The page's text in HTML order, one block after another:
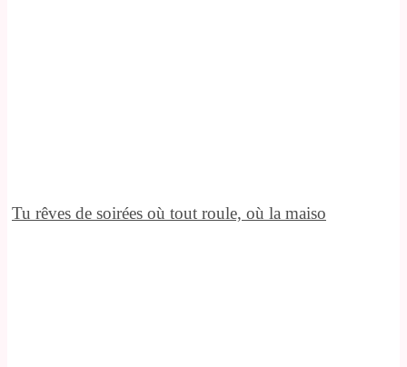
Tu rêves de soirées où tout roule, où la maiso